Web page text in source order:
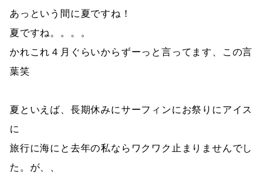
あっという間に夏ですね！
夏ですね。。。。
かれこれ４月ぐらいからずーっと言ってます、この言
葉笑
夏といえば、長期休みにサーフィンにお祭りにアイス
に
旅行に海にと去年の私ならワクワク止まりませんでし
た。が、、